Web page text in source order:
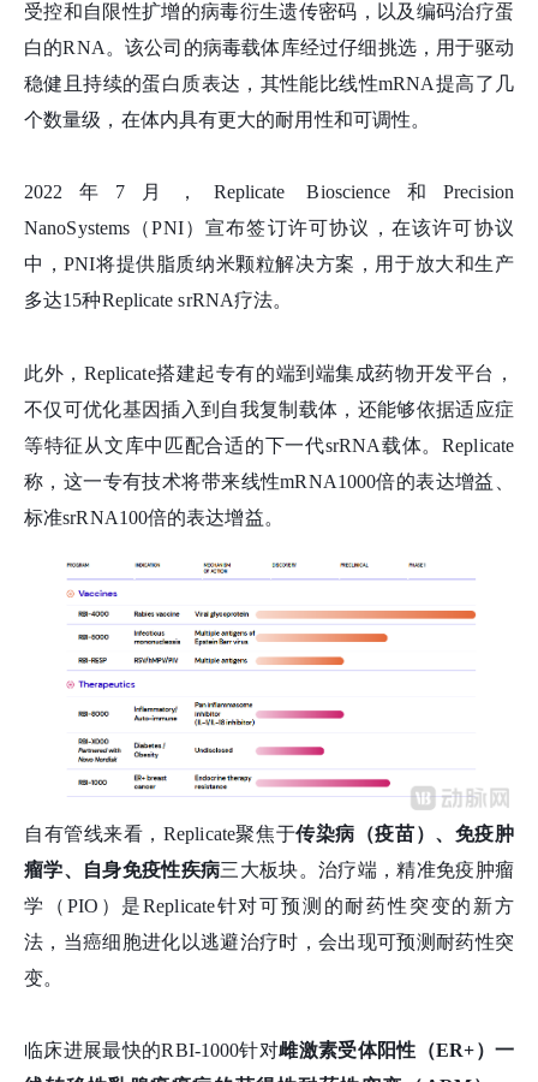
受控和自限性扩增的病毒衍生遗传密码，以及编码治疗蛋
白的RNA。该公司的病毒载体库经过仔细挑选，用于驱动
稳健且持续的蛋白质表达，其性能比线性mRNA提高了几
个数量级，在体内具有更大的耐用性和可调性。
2022年7月，Replicate Bioscience和Precision
NanoSystems（PNI）宣布签订许可协议，在该许可协议
中，PNI将提供脂质纳米颗粒解决方案，用于放大和生产
多达15种Replicate srRNA疗法。
此外，Replicate搭建起专有的端到端集成药物开发平台，
不仅可优化基因插入到自我复制载体，还能够依据适应症
等特征从文库中匹配合适的下一代srRNA载体。Replicate
称，这一专有技术将带来线性mRNA1000倍的表达增益、
标准srRNA100倍的表达增益。
自有管线来看，Replicate聚焦于传染病 （疫苗） 、免疫肿
瘤学、自身免疫性疾病三大板块。 治疗端，精准免疫肿瘤
学（PIO）是Replicate针对可预测的耐药性突变的新方
法，当癌细胞进化以逃避治疗时，会出现可预测耐药性突
变。
临床进展最快的RBI-1000针对雌激素受体阳性（ER+）一